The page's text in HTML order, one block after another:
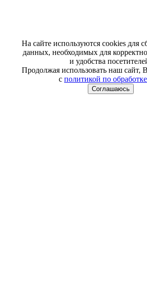
На сайте используются cookies для
данных, необходимых для
и удобства
Продолжая использовать наш сайт,
с политикой по
Соглашаюсь